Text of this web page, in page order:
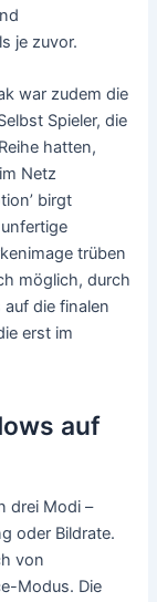
je zuvor.
war zudem die
Spieler, die
hatten,
Netz
birgt
trüben
möglich, durch
die finalen
erst im
auf
drei Modi –
oder Bildrate.
von
Modus. Die